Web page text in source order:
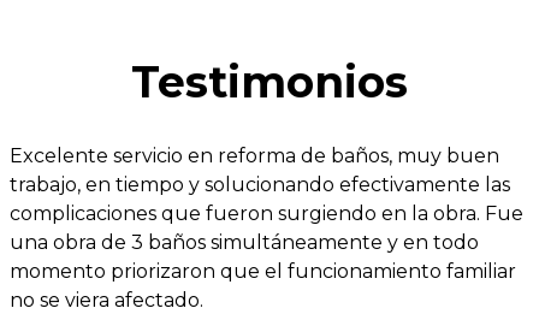
Testimonios
Excelente servicio en reforma de baños, muy buen
trabajo, en tiempo y solucionando efectivamente las
complicaciones que fueron surgiendo en la obra. Fue
una obra de 3 baños simultáneamente y en todo
momento priorizaron que el funcionamiento familiar
no se viera afectado.